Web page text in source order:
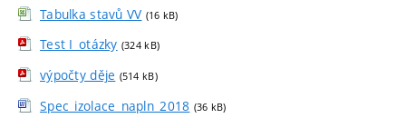
Tabulka stavů VV (16 kB)
Test I_otázky (324 kB)
výpočty děje (514 kB)
Spec_izolace_napln_2018 (36 kB)